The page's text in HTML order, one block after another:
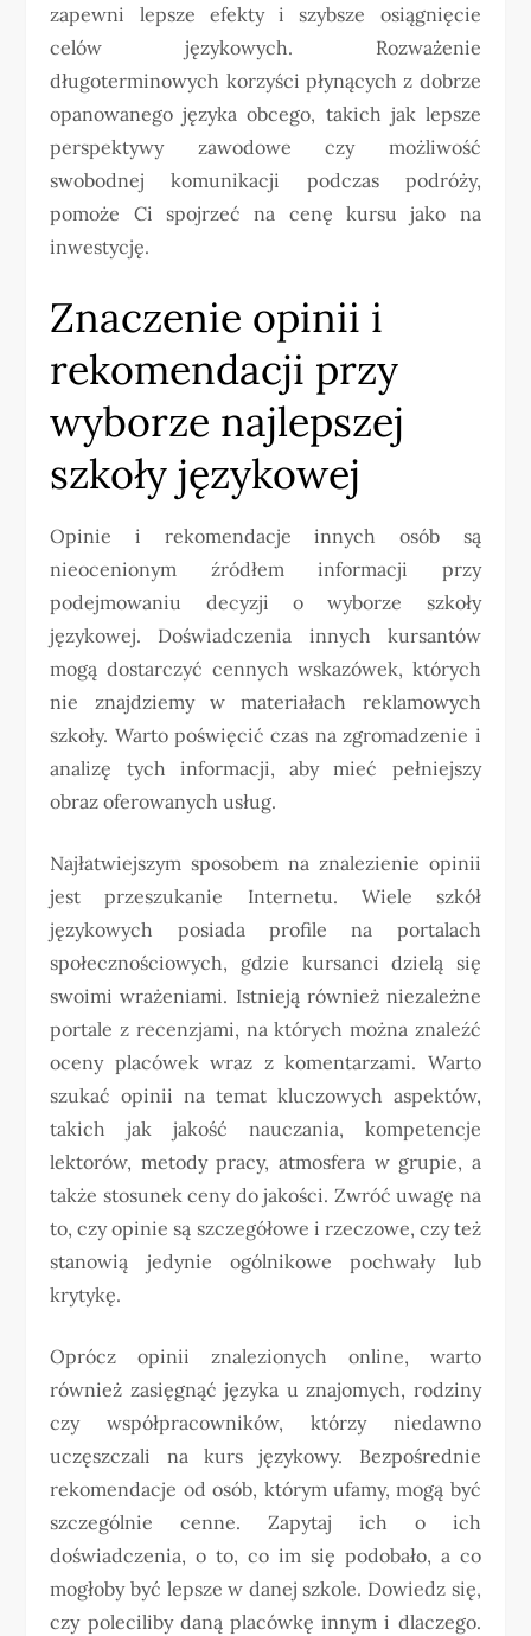
zapewni lepsze efekty i szybsze osiągnięcie
celów językowych. Rozważenie
długoterminowych korzyści płynących z dobrze
opanowanego języka obcego, takich jak lepsze
perspektywy zawodowe czy możliwość
swobodnej komunikacji podczas podróży,
pomoże Ci spojrzeć na cenę kursu jako na
inwestycję.
Znaczenie opinii i
rekomendacji przy
wyborze najlepszej
szkoły językowej
Opinie i rekomendacje innych osób są
nieocenionym źródłem informacji przy
podejmowaniu decyzji o wyborze szkoły
językowej. Doświadczenia innych kursantów
mogą dostarczyć cennych wskazówek, których
nie znajdziemy w materiałach reklamowych
szkoły. Warto poświęcić czas na zgromadzenie i
analizę tych informacji, aby mieć pełniejszy
obraz oferowanych usług.
Najłatwiejszym sposobem na znalezienie opinii
jest przeszukanie Internetu. Wiele szkół
językowych posiada profile na portalach
społecznościowych, gdzie kursanci dzielą się
swoimi wrażeniami. Istnieją również niezależne
portale z recenzjami, na których można znaleźć
oceny placówek wraz z komentarzami. Warto
szukać opinii na temat kluczowych aspektów,
takich jak jakość nauczania, kompetencje
lektorów, metody pracy, atmosfera w grupie, a
także stosunek ceny do jakości. Zwróć uwagę na
to, czy opinie są szczegółowe i rzeczowe, czy też
stanowią jedynie ogólnikowe pochwały lub
krytykę.
Oprócz opinii znalezionych online, warto
również zasięgnąć języka u znajomych, rodziny
czy współpracowników, którzy niedawno
uczęszczali na kurs językowy. Bezpośrednie
rekomendacje od osób, którym ufamy, mogą być
szczególnie cenne. Zapytaj ich o ich
doświadczenia, o to, co im się podobało, a co
mogłoby być lepsze w danej szkole. Dowiedz się,
czy poleciliby daną placówkę innym i dlaczego.